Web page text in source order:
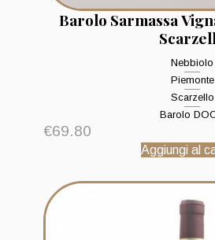
Barolo Sarmassa
Nebbiolo
Piemonte
Scarzello
Barolo
€69.80
Aggiungi al